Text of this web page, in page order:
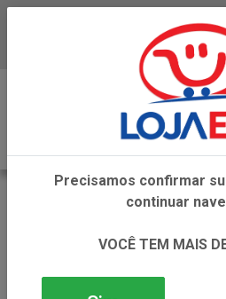
CONSERVAS DE ERVILHAS
CONSERVAS DE ERVILHAS
Precisamos confirmar
continuar
VOCÊ TEM MAIS